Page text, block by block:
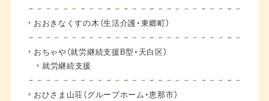
おおきなくすの木（生活介護・東郷町）
おちゃや（就労継続支援B型・天白区）
就労継続支援
おひさま山荘（グループホーム・恵那市）